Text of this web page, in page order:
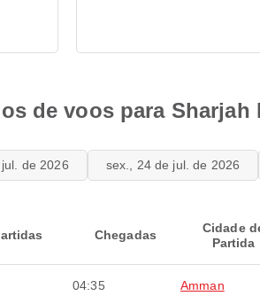
de voos para
de 2026 sex., 24 de jul. de 2026
Chegadas
Cidade
Partida
04:35 Amman